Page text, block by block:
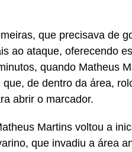
que precisava de
ao ataque, oferecendo
quando Matheus
de dentro da área,
abrir o marcador.
Martins voltou a
que invadiu a área